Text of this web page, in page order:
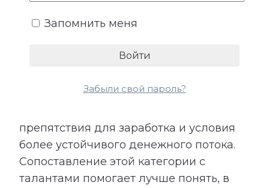
возможности.
показывает подходящие направления
для успеха, возможные причины
препятствия для заработка и условия
более устойчивого денежного потока.
Сопоставление этой категории с
талантами помогает лучше понять, в
Запомнить меня
Забыли свой пароль?